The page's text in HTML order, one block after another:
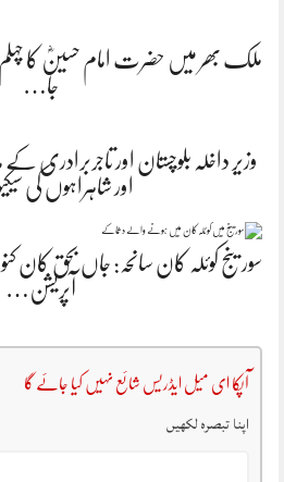
ملک بھر میں حضرت امام حسینؓ کا
جا…
وزیر داخلہ بلوچستان اور
اور شاہراہوں کی
آپریشن…
آپکا ای میل ایڈریس شائع نہیں کیا جائے گا
اپنا تبصرہ لکھیں